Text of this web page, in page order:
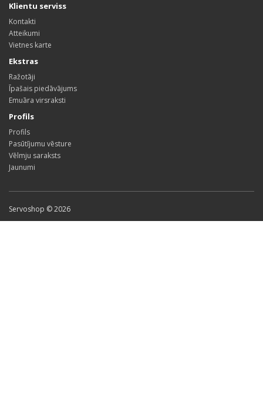
Klientu serviss
Kontakti
Atteikumi
Vietnes karte
Ekstras
Ražotāji
Īpašais piedāvājums
Emuāra virsraksti
Profils
Profils
Pasūtījumu vēsture
Vēlmju saraksts
Jaunumi
Servoshop © 2026